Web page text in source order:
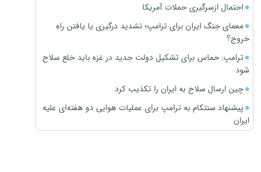
احتمال ازسرگیری حملات آمریکا
معمای جنگ ایران برای ترامپ؛ تشدید درگیری یا یافتن راه
خروج؟
ترامپ: حماس برای تشکیل دولت جدید در غزه باید خلع سلاح
شود
چین ارسال سلاح به ایران را تکذیب کرد
پیشنهاد سنتکام به ترامپ برای عملیات هوایی دو هفته‌ای علیه
ایران